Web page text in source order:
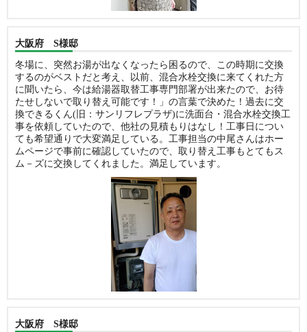
大阪府 S様邸
冬場に、突然お湯が出なくなったら困るので、この時期に交換
するのがベストだと考え、以前、混合水栓交換に来てくれた方
に聞いたら、今は給湯器取替工事専門部署が出来たので、お待
たせしないで取り替え可能です！」の言葉で決めた！過去に交
換できるくん(旧：サンリフレプラザ)に洗面台・混合水栓交換工
事を依頼していたので、他社の見積もりはなし！工事日につい
ても希望通りで大変満足している。工事担当の中尾さんはホー
ムページで事前に確認していたので、取り替え工事もとてもス
ム－ズに交換してくれました。満足しています。
大阪府 S様邸